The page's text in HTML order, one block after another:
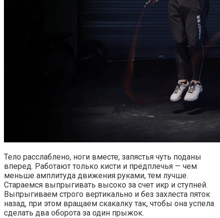
Тело расслаблено, ноги вместе, запястья чуть поданы
вперед. Работают только кисти и предплечья — чем
меньше амплитуда движения руками, тем лучше.
Стараемся выпрыгивать высоко за счет икр и ступней.
Выпрыгиваем строго вертикально и без захлеста пяток
назад, при этом вращаем скакалку так, чтобы она успела
сделать два оборота за один прыжок.